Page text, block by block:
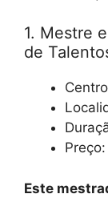
1. Mestre
de
Este